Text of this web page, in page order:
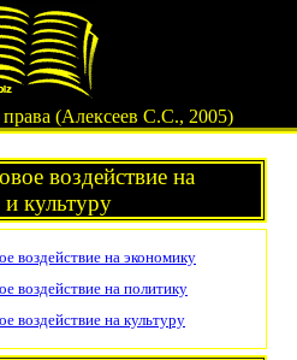
права (Алексеев С.С., 2005)
воздействие на
культуру
воздействие на экономику
воздействие на политику
воздействие на культуру